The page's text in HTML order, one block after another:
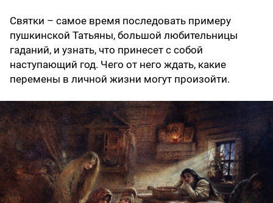
Святки – самое время последовать примеру
пушкинской Татьяны, большой любительницы
гаданий, и узнать, что принесет с собой
наступающий год. Чего от него ждать, какие
перемены в личной жизни могут произойти.